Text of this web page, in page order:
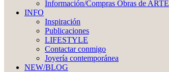
Información/Compras Obras de ARTE
INFO
Inspiración
Publicaciones
LIFESTYLE
Contactar conmigo
Joyería contemporánea
NEW/BLOG